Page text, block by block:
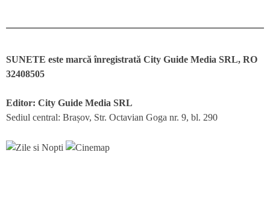
SUNETE este marcă înregistrată City Guide Media SRL, RO
32408505
Editor: City Guide Media SRL
Sediul central: Brașov, Str. Octavian Goga nr. 9, bl. 290